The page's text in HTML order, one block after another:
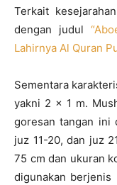
Terkait
dengan judul
Lahirnya Al Quran
Sementara
yakni 2 x 1 m.
goresan tangan ini
juz 11-20, dan juz
75 cm dan ukuran
digunakan